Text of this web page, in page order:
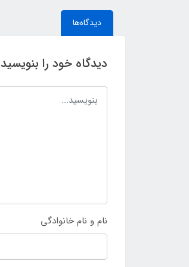
دیدگاه‌ها
دیدگاه خود را بنویسید
نام و نام خانوادگی